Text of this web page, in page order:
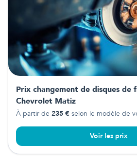
Prix changement de disques de
Chevrolet Matiz
À partir de 235 € selon le modèle de
Voir les prix